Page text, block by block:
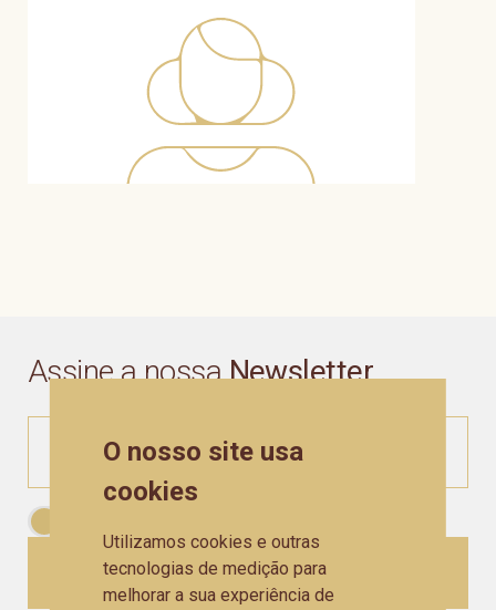
O nosso site usa
cookies
Utilizamos cookies e outras
tecnologias de medição para
melhorar a sua experiência de
Assine a nossaNewsletter
CADASTRAR